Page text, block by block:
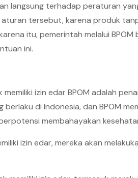
langsung terhadap peraturan
tersebut, karena produk
itu, pemerintah melalui
ini.
izin edar BPOM adalah
di Indonesia, dan BPOM
membahayakan
izin edar, mereka akan